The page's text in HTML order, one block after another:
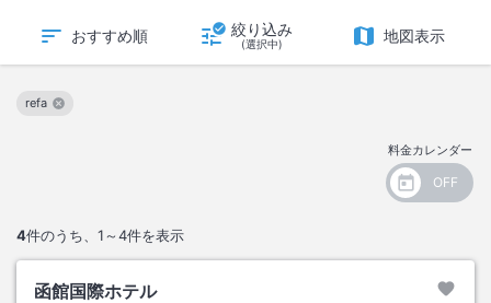
おすすめ順 絞り込み
(選択中) 地図表示
料金カレンダー
4件のうち、 1～4件を表示
refa
この絞り込み条件を解除
函館国際ホテル